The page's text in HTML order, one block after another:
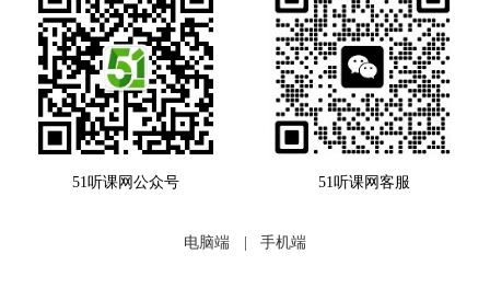
51听课网公众号 51听课网客服
电脑端 手机端